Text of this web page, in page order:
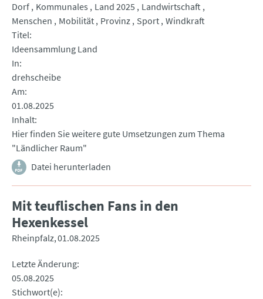
Dorf Kommunales Land 2025
Landwirtschaft
Menschen
Mobilität Provinz Sport Windkraft
Titel
Ideensammlung Land
In
drehscheibe
Am
01.08.2025
Inhalt
Hier finden Sie weitere gute Umsetzungen zum Thema
"Ländlicher Raum"
Datei herunterladen
Mit teuflischen Fans in den
Hexenkessel
Rheinpfalz 01.08.2025
Letzte Änderung
05.08.2025
Stichwort(e)